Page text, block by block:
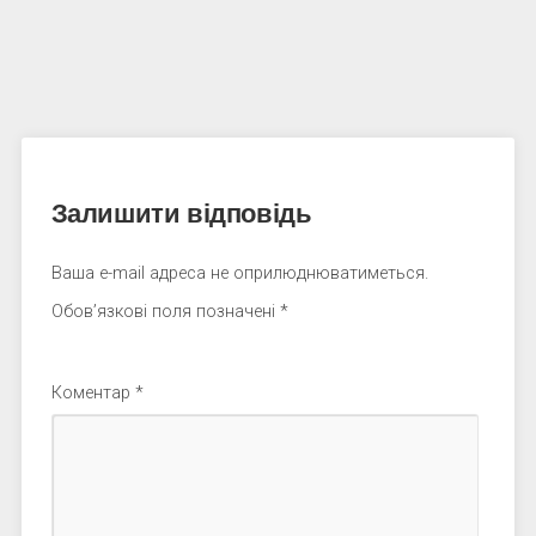
Залишити відповідь
Ваша e-mail адреса не оприлюднюватиметься.
Обов’язкові поля позначені *
Коментар *